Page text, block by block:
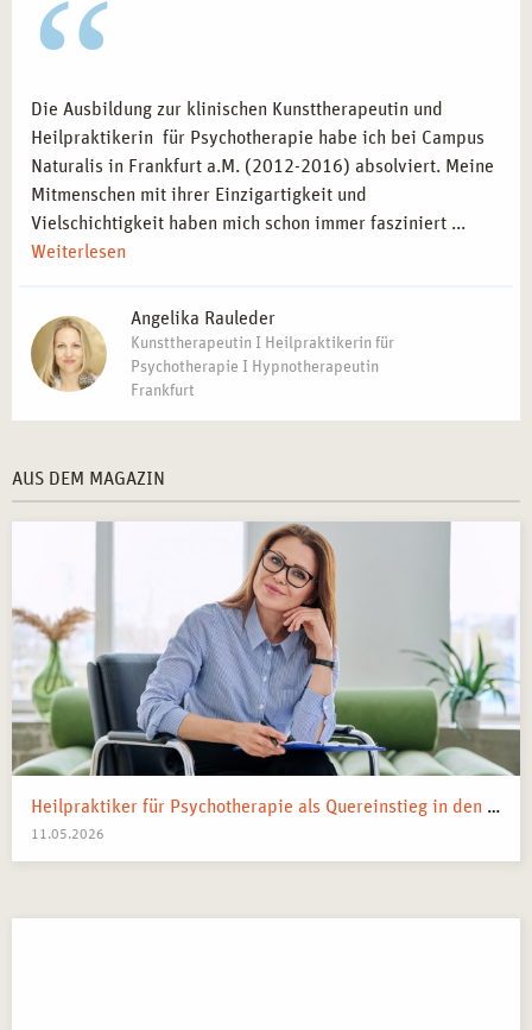
Die Ausbildung zur klinischen Kunsttherapeutin und
Heilpraktikerin für Psychotherapie habe ich bei Campus
Naturalis in Frankfurt a.M. (2012-2016) absolviert. Meine
Mitmenschen mit ihrer Einzigartigkeit und
Vielschichtigkeit haben mich schon immer fasziniert ...
Weiterlesen
Angelika Rauleder
Kunsttherapeutin I Heilpraktikerin für
Psychotherapie I Hypnotherapeutin
Frankfurt
AUS DEM MAGAZIN
Heilpraktiker für Psychotherapie als Quereinstieg in den Heilberuf
11.05.2026